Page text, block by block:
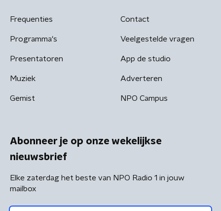
Frequenties
Programma's
Presentatoren
Muziek
Gemist
Contact
Veelgestelde vragen
App de studio
Adverteren
NPO Campus
Abonneer je op onze wekelijkse
nieuwsbrief
Elke zaterdag het beste van NPO Radio 1 in jouw
mailbox